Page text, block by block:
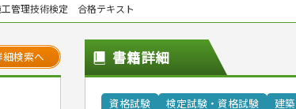
管理技術検定 合格テキスト
細検索へ 書籍詳細
資格試験 検定試験・資格試験 建